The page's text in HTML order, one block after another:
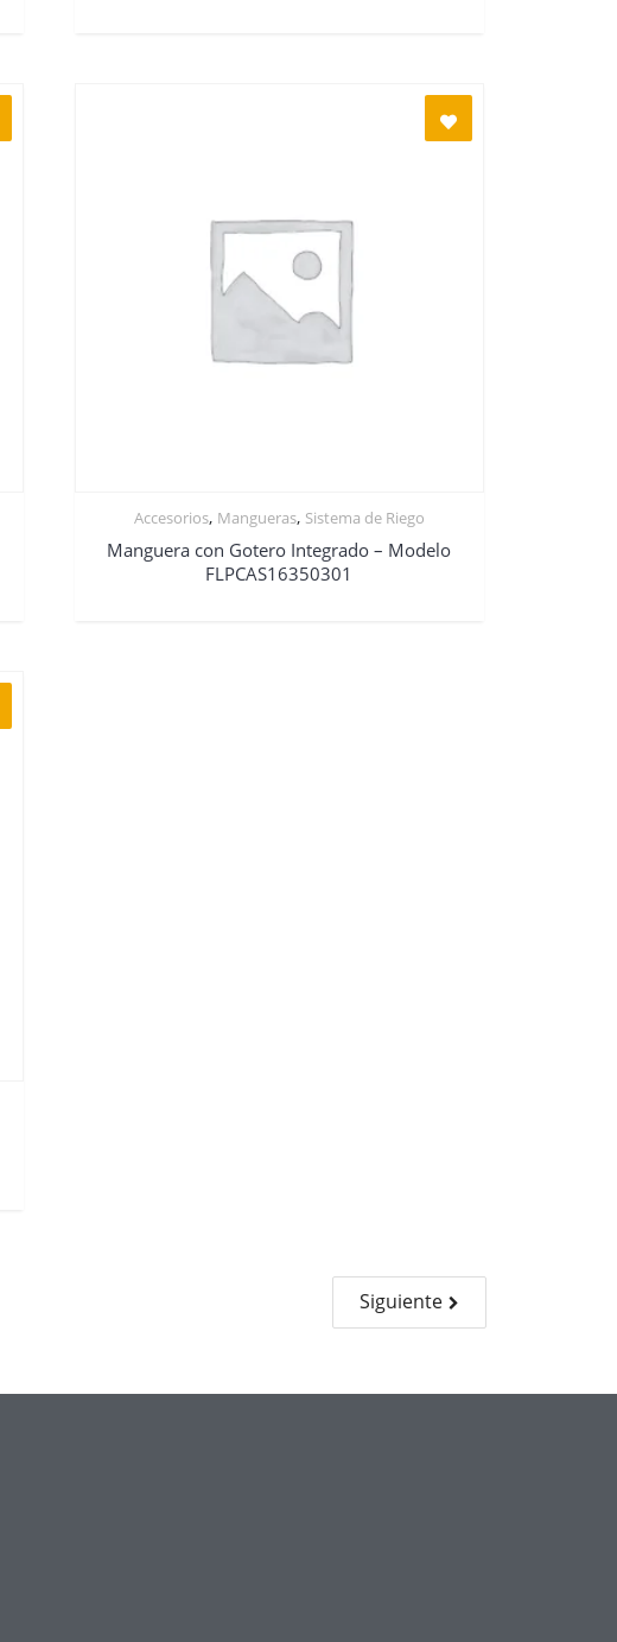
Accesorios, Mangueras, Sistema de Riego
Manguera con Gotero Integrado – Modelo
FLPCAS16350301
Siguiente